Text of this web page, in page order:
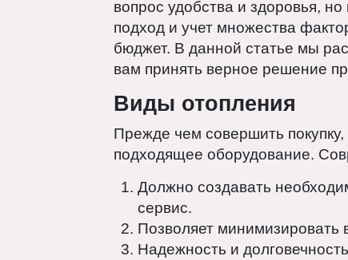
Отопление частного дома
вопрос удобства и
подход и учет множества
бюджет. В данной статье мы
вам принять верное решение
Виды отопления
Прежде чем совершить
подходящее оборудование.
Должно создавать